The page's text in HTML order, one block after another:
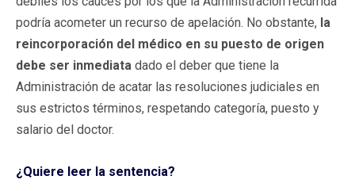
podría acometer un recurso de apelación. No obstante, la
reincorporación del médico en su puesto de origen
debe ser inmediata dado el deber que tiene la
Administración de acatar las resoluciones judiciales en
sus estrictos términos, respetando categoría, puesto y
salario del doctor.
¿Quiere leer la sentencia?